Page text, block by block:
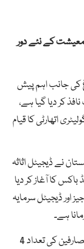
معیشت کے نئے دور
کی جانب اہم پیش
کر دیا گیا ہے،
اتھارٹی کا قیام
نے ڈیجیٹل اثاثہ
کا آغاز کر دیا
اور ڈیجیٹل سرمایہ
ہے۔
رپورٹس کے مطابق پاکستان میں کرپٹو صارفین کی تعداد 4